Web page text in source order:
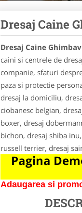
Dresaj Caine
Dresaj Caine Ghimbav
caini si centrele de
companie, sfaturi
paza si protectie
dresaj la domiciliu,
ciobanesc belgian,
boxer, dresaj
bichon, dresaj shiba
russell terrier, dresaj
Pagina
Adaugarea si